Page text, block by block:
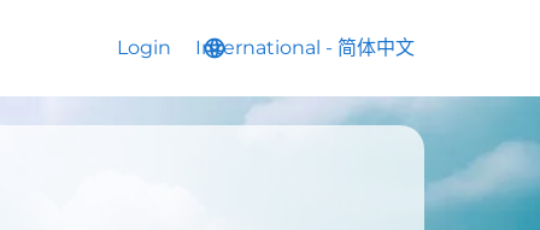
Login language
International - 简体中文
keyboard_arrow_down